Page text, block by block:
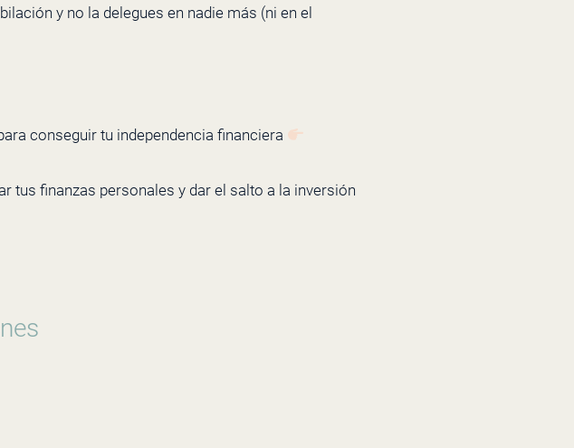
y no la delegues en nadie más (ni en el
conseguir tu independencia financiera
tus finanzas personales y dar el salto a la inversión